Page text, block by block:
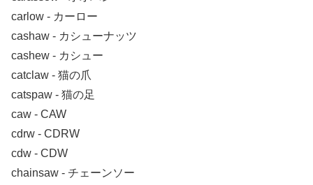
carlow ‐ カーロー
cashaw ‐ カシューナッツ
cashew ‐ カシュー
catclaw ‐ 猫の爪
catspaw ‐ 猫の足
caw ‐ CAW
cdrw ‐ CDRW
cdw ‐ CDW
chainsaw ‐ チェーンソー